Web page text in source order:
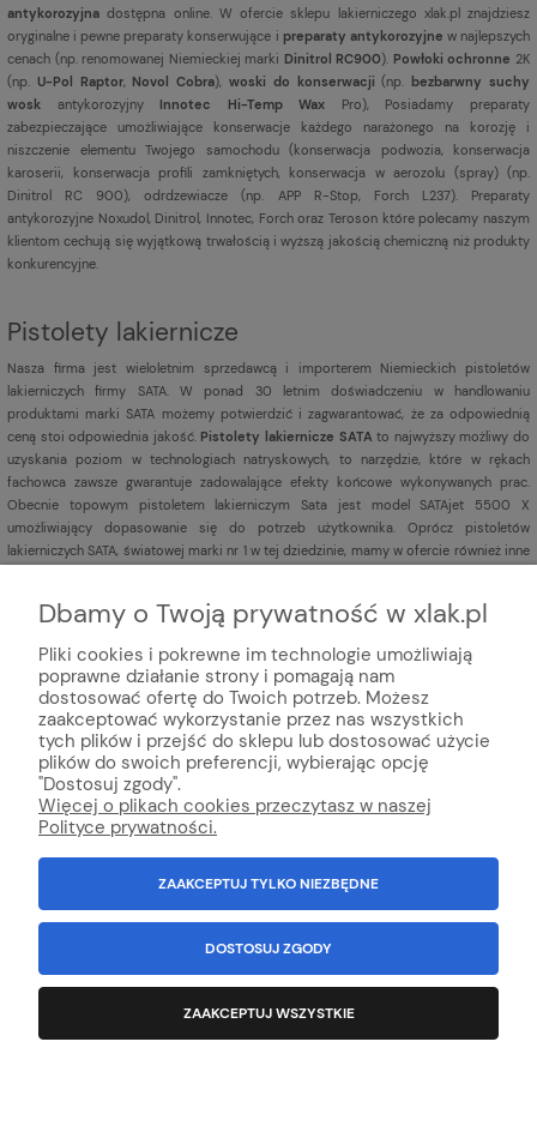
antykorozyjna dostępna online. W ofercie sklepu lakierniczego xlak.pl znajdziesz
oryginalne i pewne preparaty konserwujące i preparaty antykorozyjne w najlepszych
cenach (np. renomowanej Niemieckiej marki Dinitrol RC900). Powłoki ochronne 2K
(np. U-Pol Raptor, Novol Cobra),woski do konserwacji (np.bezbarwny suchy
wosk antykorozyjny Innotec Hi-Temp Wax Pro), Posiadamy preparaty
zabezpieczające umożliwiające konserwacje każdego narażonego na korozję i
niszczenie elementu Twojego samochodu (konserwacja podwozia, konserwacja
karoserii, konserwacja profili zamkniętych, konserwacja w aerozolu (spray) (np.
Dinitrol RC 900), odrdzewiacze (np. APP R-Stop, Forch L237). Preparaty
antykorozyjne Noxudol, Dinitrol, Innotec, Forch oraz Teroson które polecamy naszym
klientom cechują się wyjątkową trwałością i wyższą jakością chemiczną niż produkty
konkurencyjne.
Pistolety lakiernicze
Nasza firma jest wieloletnim sprzedawcą i importerem Niemieckich pistoletów
lakierniczych firmy SATA. W ponad 30 letnim doświadczeniu w handlowaniu
produktami marki SATA możemy potwierdzić i zagwarantować, że za odpowiednią
ceną stoi odpowiednia jakość. Pistolety lakiernicze SATA to najwyższy możliwy do
uzyskania poziom w technologiach natryskowych, to narzędzie, które w rękach
fachowca zawsze gwarantuje zadowalające efekty końcowe wykonywanych prac.
Obecnie topowym pistoletem lakierniczym Sata jest model SATAjet 5500 X
umożliwiający dopasowanie się do potrzeb użytkownika. Oprócz pistoletów
lakierniczych SATA, światowej marki nr 1 w tej dziedzinie, mamy w ofercie również inne
© Internetowy sklep lakierniczy xlak.pl ★ ★
xlak.pl to godny zaufania sklep z topową obsługą klienta
oferujący profesjonalną chemie online, kosmetyki do auto detailingu,
Wszystko Dla Lakierni™ - Innowacja i technologia w handlu od 1992
r. 100% Polska firma.NIP: 6792981694
Administratora sklepu - zabronione.
Dbamy o Twoją prywatność w xlak.pl
Pliki cookies i pokrewne im technologie umożliwiają
poprawne działanie strony i pomagają nam
dostosować ofertę do Twoich potrzeb. Możesz
zaakceptować wykorzystanie przez nas wszystkich
tych plików i przejść do sklepu lub dostosować użycie
plików do swoich preferencji, wybierając opcję
"Dostosuj zgody".
Więcej o plikach cookies przeczytasz w naszej
Polityce prywatności.
ZAAKCEPTUJ TYLKO NIEZBĘDNE
DOSTOSUJ ZGODY
ZAAKCEPTUJ WSZYSTKIE